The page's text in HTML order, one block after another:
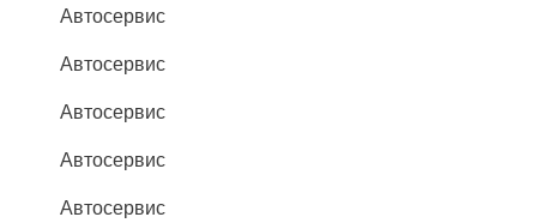
Автосервис
Автосервис
Автосервис
Автосервис
Автосервис